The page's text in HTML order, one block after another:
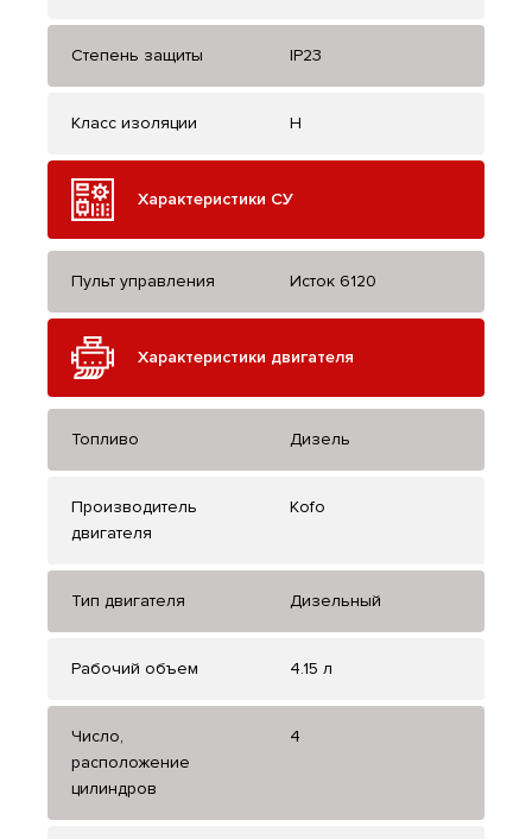
Степень защиты IP23
Класс изоляции H
Характеристики СУ
Пульт управления Исток 6120
Характеристики двигателя
Топливо Дизель
Производитель
двигателя
Kofo
Тип двигателя Дизельный
Рабочий объем 4.15 л
Число,
расположение
цилиндров
4